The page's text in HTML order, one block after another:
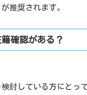
推奨されます。
確認がある？
討している方にとっ